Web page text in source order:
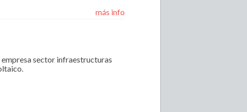
más info
sector infraestructuras